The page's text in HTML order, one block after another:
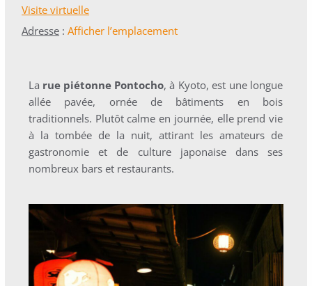
Visite virtuelle
Adresse :Afficher l’emplacement
La rue piétonne Pontocho, à Kyoto, est une longue
allée pavée, ornée de bâtiments en bois
traditionnels. Plutôt calme en journée, elle prend vie
à la tombée de la nuit, attirant les amateurs de
gastronomie et de culture japonaise dans ses
nombreux bars et restaurants.